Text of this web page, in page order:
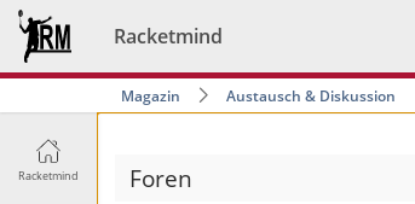
Racketmind
Magazin Austausch & Diskussion
Racketmind Foren